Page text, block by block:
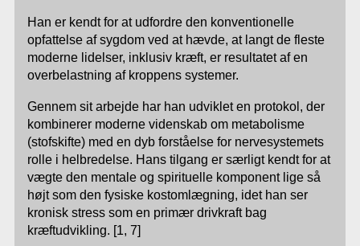
Han er kendt for at udfordre den konventionelle
opfattelse af sygdom ved at hævde, at langt de fleste
moderne lidelser, inklusiv kræft, er resultatet af en
overbelastning af kroppens systemer.
Gennem sit arbejde har han udviklet en protokol, der
kombinerer moderne videnskab om metabolisme
(stofskifte) med en dyb forståelse for nervesystemets
rolle i helbredelse. Hans tilgang er særligt kendt for at
vægte den mentale og spirituelle komponent lige så
højt som den fysiske kostomlægning, idet han ser
kronisk stress som en primær drivkraft bag
kræftudvikling. [1, 7]